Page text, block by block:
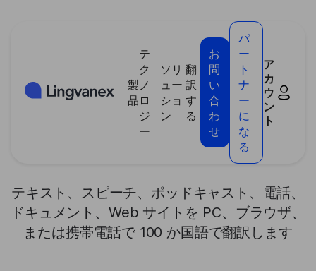
製
品
テ
ク
ノ
ロ
ジ
ー
ソリ
ュー
ショ
ン
翻
訳
す
る
お
問
い
合
わ
せ
パ
ー
ト
ナ
ー
に
な
る
ア
カ
ウ
ン
ト
> 翻訳ソフトウェア
翻訳ソフトウェア
テキスト、スピーチ、ポッドキャスト、電話、
ドキュメント、Web サイトを PC、ブラウザ、
または携帯電話で 100 か国語で翻訳します